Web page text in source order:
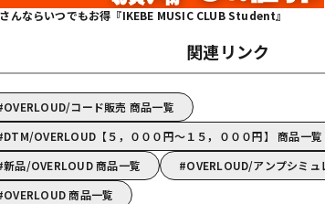
んならいつでもお得『IKEBE MUSIC CLUB Student』
関連リンク
OVERLOUD/コード販売 商品一覧
DTM/OVERLOUD【５，０００円～１５，０００円】 商品一覧
新品/OVERLOUD 商品一覧
OVERLOUD/アンプシミュ
OVERLOUD 商品一覧